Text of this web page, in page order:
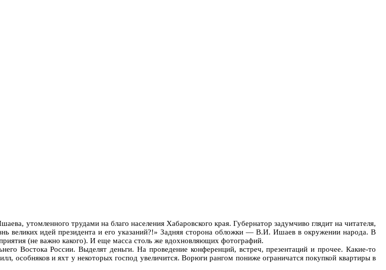
утомленного трудами на благо населения Хабаровского края. Губернатор задумчиво глядит на читателя,
великих идей президента и его указаний?!» Задняя сторона обложки — В.И. Ишаев в окружении народа. В
(не важно какого). И еще масса столь же вдохновляющих фотографий.
Востока России. Выделят деньги. На проведение конференций, встреч, презентаций и прочее. Какие-то
особняков и яхт у некоторых господ увеличится. Ворюги рангом пониже ограничатся покупкой квартиры в